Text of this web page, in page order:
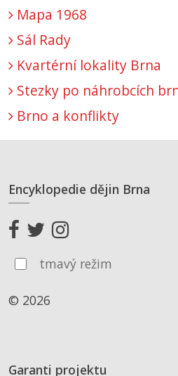
Mapa 1968
Sál Rady
Kvartérní lokality Brna
Stezky po náhrobcích
Brno a konflikty
Encyklopedie dějin Brna
tmavý režim
© 2026
Garanti projektu